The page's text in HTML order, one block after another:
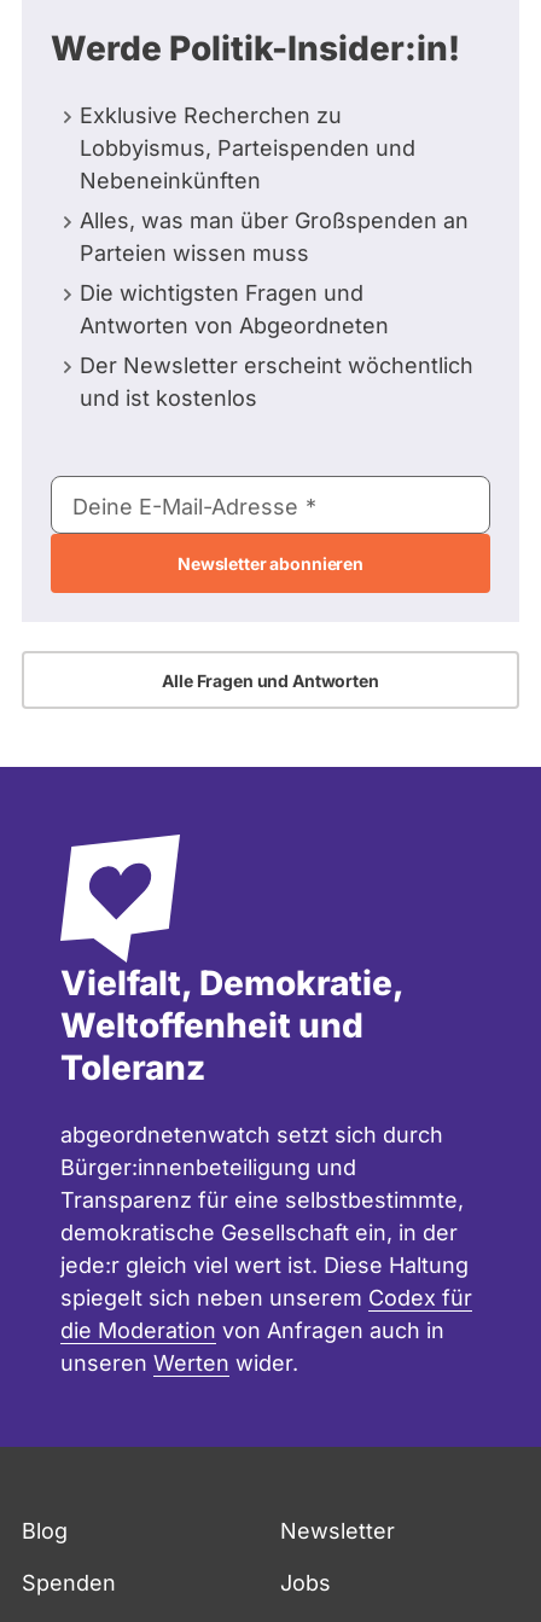
Werde Politik-Insider:in!
Exklusive Recherchen zu
Lobbyismus, Parteispenden und
Nebeneinkünften
Alles, was man über Großspenden an
Parteien wissen muss
Die wichtigsten Fragen und
Antworten von Abgeordneten
Der Newsletter erscheint wöchentlich
und ist kostenlos
E-
Mail-
Deine E-Mail-Adresse
Alle Fragen und Antworten
Vielfalt, Demokratie,
Weltoffenheit und
Toleranz
abgeordnetenwatch setzt sich durch
Bürger:innenbeteiligung und
Transparenz für eine selbstbestimmte,
demokratische Gesellschaft ein, in der
jede:r gleich viel wert ist. Diese Haltung
spiegelt sich neben unserem Codex für
die Moderation von Anfragen auch in
unseren Werten wider.
Blog Newsletter
Spenden Jobs